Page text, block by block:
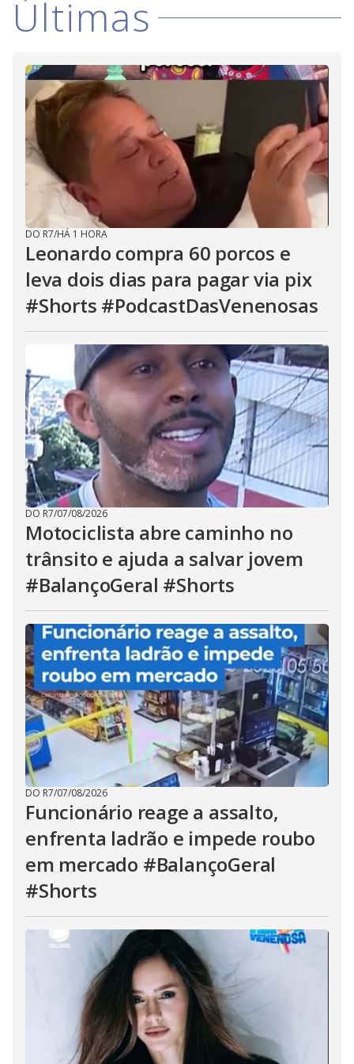
i
d
e
o
Últimas
DO R7/HÁ 1 HORA
Leonardo compra 60 porcos e
leva dois dias para pagar via pix
#Shorts #PodcastDasVenenosas
DO R7/07/08/2026
Motociclista abre caminho no
trânsito e ajuda a salvar jovem
#BalançoGeral #Shorts
DO R7/07/08/2026
Funcionário reage a assalto,
enfrenta ladrão e impede roubo
em mercado #BalançoGeral
#Shorts